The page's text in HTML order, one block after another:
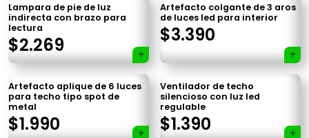
Lampara de pie de luz
indirecta con brazo para
lectura
$2.269
Artefacto colgante de 3 aros
de luces led para interior
$3.390
Artefacto aplique de 6 luces
para techo tipo spot de
metal
$1.990
Ventilador de techo
silencioso con luz led
regulable
$1.390